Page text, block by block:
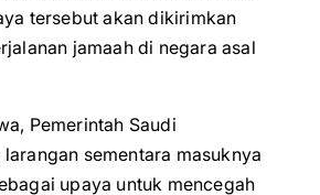
tersebut akan dikirimkan
jamaah di negara asal
Pemerintah Saudi
sementara masuknya
upaya untuk mencegah